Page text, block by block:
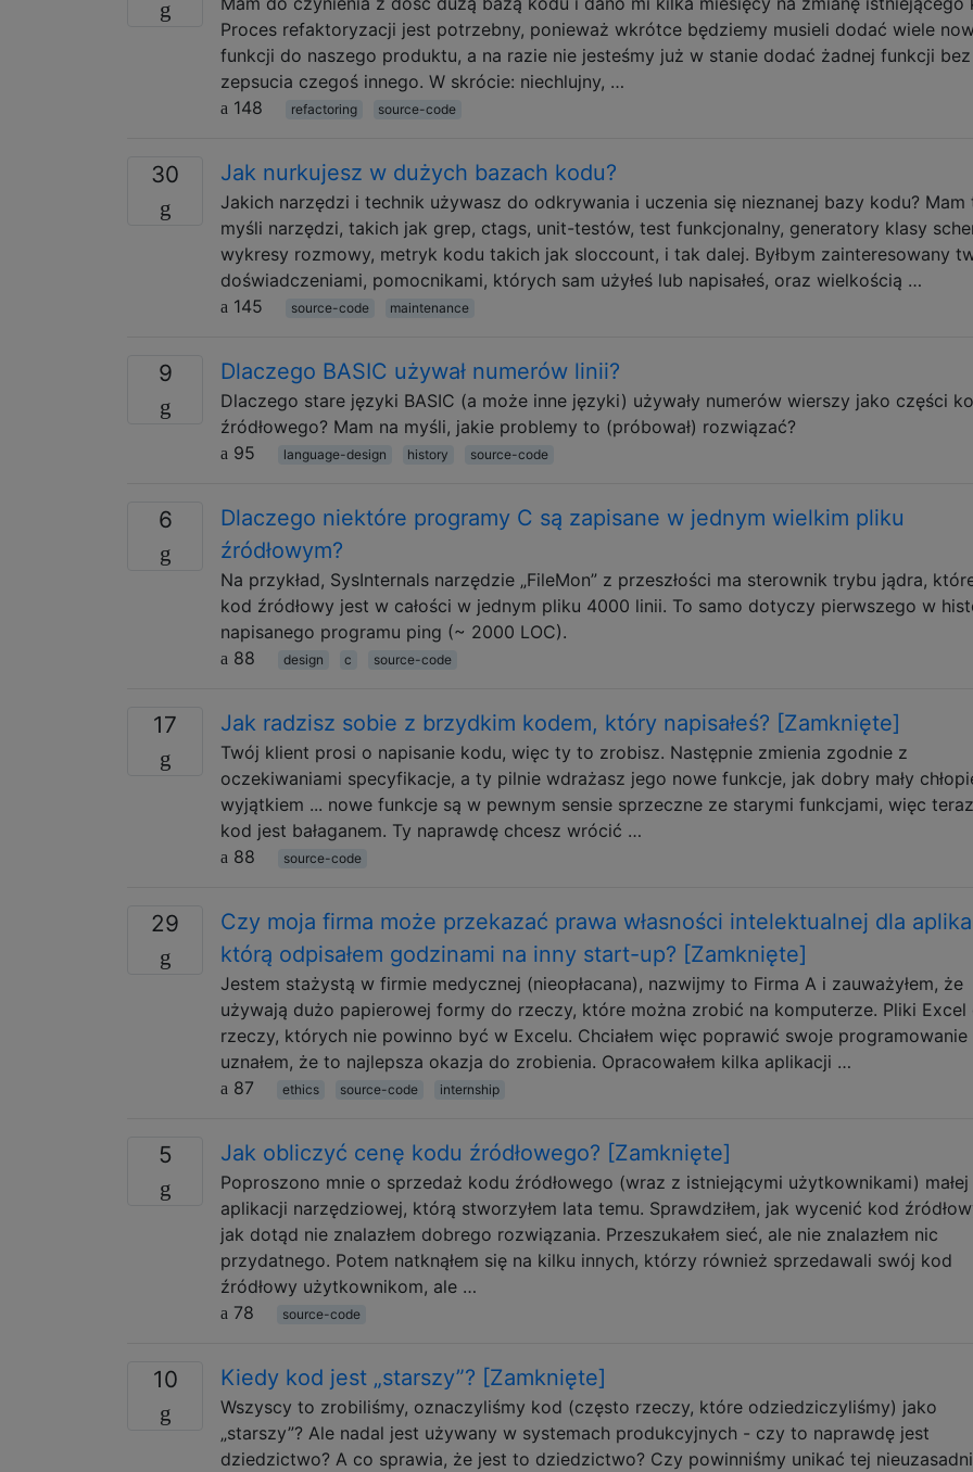
Proces refaktoryzacji jest potrzebny, ponieważ wkrótce będziemy musieli dodać wiele
funkcji do naszego produktu, a na razie nie jesteśmy już w stanie dodać żadnej funkcji bez
zepsucia czegoś innego. W skrócie: niechlujny, …
148
refactoring source-code
30 Jak nurkujesz w dużych bazach kodu?
Jakich narzędzi i technik używasz do odkrywania i uczenia się nieznanej bazy kodu? Mam
myśli narzędzi, takich jak grep, ctags, unit-testów, test funkcjonalny, generatory klasy
wykresy rozmowy, metryk kodu takich jak sloccount, i tak dalej. Byłbym zainteresowany
doświadczeniami, pomocnikami, których sam użyłeś lub napisałeś, oraz wielkością …
145
source-code maintenance
9 Dlaczego BASIC używał numerów linii?
Dlaczego stare języki BASIC (a może inne języki) używały numerów wierszy jako części
źródłowego? Mam na myśli, jakie problemy to (próbował) rozwiązać?
95
language-design history source-code
6
Dlaczego niektóre programy C są zapisane w jednym wielkim pliku
źródłowym?
Na przykład, SysInternals narzędzie „FileMon” z przeszłości ma sterownik trybu jądra,
kod źródłowy jest w całości w jednym pliku 4000 linii. To samo dotyczy pierwszego w
napisanego programu ping (~ 2000 LOC).
88
design c source-code
17 Jak radzisz sobie z brzydkim kodem, który napisałeś? [Zamknięte]
Twój klient prosi o napisanie kodu, więc ty to zrobisz. Następnie zmienia zgodnie z
oczekiwaniami specyfikacje, a ty pilnie wdrażasz jego nowe funkcje, jak dobry mały
wyjątkiem ... nowe funkcje są w pewnym sensie sprzeczne ze starymi funkcjami, więc
kod jest bałaganem. Ty naprawdę chcesz wrócić …
88
source-code
29
Czy moja firma może przekazać prawa własności intelektualnej dla
którą odpisałem godzinami na inny start-up? [Zamknięte]
Jestem stażystą w firmie medycznej (nieopłacana), nazwijmy to Firma A i zauważyłem, że
używają dużo papierowej formy do rzeczy, które można zrobić na komputerze. Pliki Excel
rzeczy, których nie powinno być w Excelu. Chciałem więc poprawić swoje programowanie
uznałem, że to najlepsza okazja do zrobienia. Opracowałem kilka aplikacji …
87
ethics source-code internship
5 Jak obliczyć cenę kodu źródłowego? [Zamknięte]
Poproszono mnie o sprzedaż kodu źródłowego (wraz z istniejącymi użytkownikami) małej
aplikacji narzędziowej, którą stworzyłem lata temu. Sprawdziłem, jak wycenić kod
jak dotąd nie znalazłem dobrego rozwiązania. Przeszukałem sieć, ale nie znalazłem nic
przydatnego. Potem natknąłem się na kilku innych, którzy również sprzedawali swój kod
źródłowy użytkownikom, ale …
78
source-code
10 Kiedy kod jest „starszy”? [Zamknięte]
Wszyscy to zrobiliśmy, oznaczyliśmy kod (często rzeczy, które odziedziczyliśmy) jako
„starszy”? Ale nadal jest używany w systemach produkcyjnych - czy to naprawdę jest
dziedzictwo? A co sprawia, że ​​jest to dziedzictwo? Czy powinniśmy unikać tej